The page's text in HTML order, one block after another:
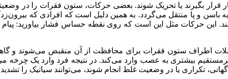
بگیرند یا تحریک شوند. بعضی حرکات، ستون فقرات را در
و پا منتقل می‌گردد. به همین دلیل است که افرادی که
این حرکات مثل این است که روی نقطه حساس فشار بیاورید:
اطراف ستون فقرات برای محافظت از آن منقبض می‌شوند و گاهی
بیشتری به عصب وارد می‌کند. در نتیجه فرد وارد یک
تکراری یا در وضعیت غلط انجام شوند، می‌توانند سیاتیک را تشدید